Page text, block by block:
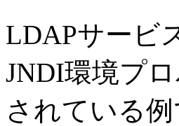
LDAPサービ
JNDI環境プ
されている例